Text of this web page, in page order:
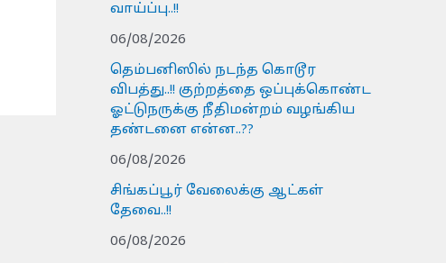
வாய்ப்பு..!!
06/08/2026
தெம்பனிஸில் நடந்த கொடூர
விபத்து..!! குற்றத்தை ஒப்புக்கொண்ட
ஓட்டுநருக்கு நீதிமன்றம் வழங்கிய
தண்டனை என்ன..??
06/08/2026
சிங்கப்பூர் வேலைக்கு ஆட்கள்
தேவை..!!
06/08/2026